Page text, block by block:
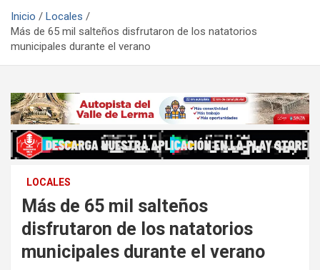
Inicio
Locales
Más de 65 mil salteños disfrutaron de los natatorios
municipales durante el verano
LOCALES
Más de 65 mil salteños
disfrutaron de los natatorios
municipales durante el verano